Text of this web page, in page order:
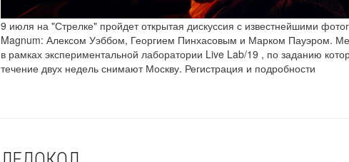
9 июля на "Стрелке" пройдет открытая дискуссия с известнейшими
Magnum: Алексом Уэббом, Георгием Пинхасовым и Марком Пауэром.
в рамках экспериментальной лаборатории Live Lab/19 , по заданию
течение двух недель снимают Москву. Регистрация и подробности